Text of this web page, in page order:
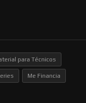
para Técnicos
Me Financia